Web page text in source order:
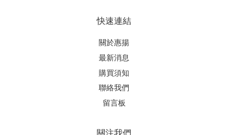
快速連結
關於惠揚
最新消息
購買須知
聯絡我們
留言板